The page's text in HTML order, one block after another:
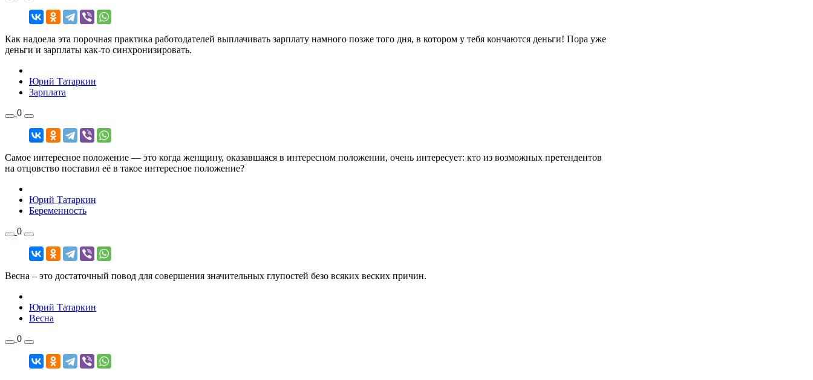
Как надоела эта порочная практика работодателей выплачивать зарплату намного позже того дня, в котором у тебя кончаются деньги! Пора уже
деньги и зарплаты как-то синхронизировать.
Юрий Татаркин
Зарплата
0
Самое интересное положение — это когда женщину, оказавшаяся в интересном положении, очень интересует: кто из возможных претендентов
на отцовство поставил её в такое интересное положение?
Юрий Татаркин
Беременность
0
Весна – это достаточный повод для совершения значительных глупостей безо всяких веских причин.
Юрий Татаркин
Весна
0